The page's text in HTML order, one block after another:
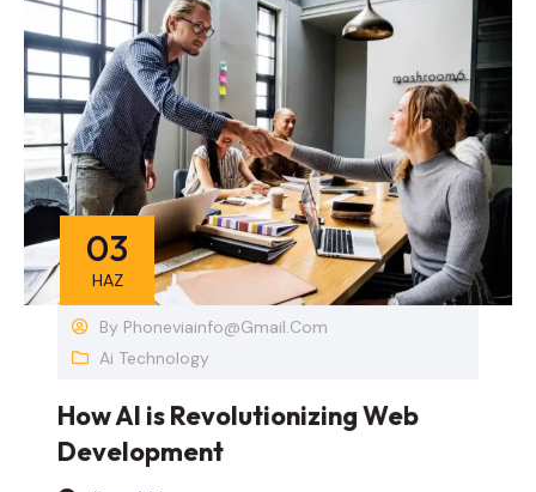
03
HAZ
By Phoneviainfo@gmail.com
Ai Technology
How AI is Revolutionizing Web
Development